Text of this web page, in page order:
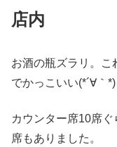
店内
お酒の瓶ズラリ。こ
でかっこいい(*´∀｀*)
カウンター席10席
席もありました。